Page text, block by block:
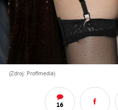
(Zdroj: Profimedia)
16